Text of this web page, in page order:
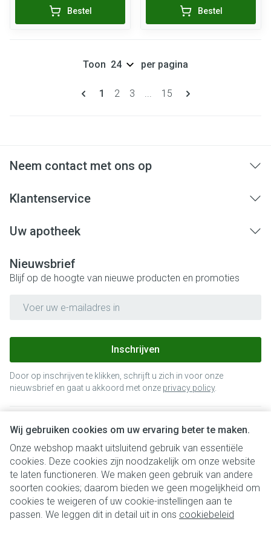
Wij gebruiken cookies om uw ervaring beter te maken.
Onze webshop maakt uitsluitend gebruik van essentiële
cookies. Deze cookies zijn noodzakelijk om onze website
te laten functioneren. We maken geen gebruik van andere
soorten cookies; daarom bieden we geen mogelijkheid om
cookies te weigeren of uw cookie-instellingen aan te
passen. We leggen dit in detail uit in ons cookiebeleid
Bestel Bestel
Pagina's
U lees momenteel pagina
1 Pagina
2 Pagina
3 ... Pagina
15
Toon per pagina
Neem contact met ons op
Klantenservice
Uw apotheek
Nieuwsbrief
Blijf op de hoogte van nieuwe producten en promoties
Inschrijven
Door op inschrijven te klikken, schrijft u zich in voor onze
nieuwsbrief en gaat u akkoord met onze privacy policy.
Juridische links